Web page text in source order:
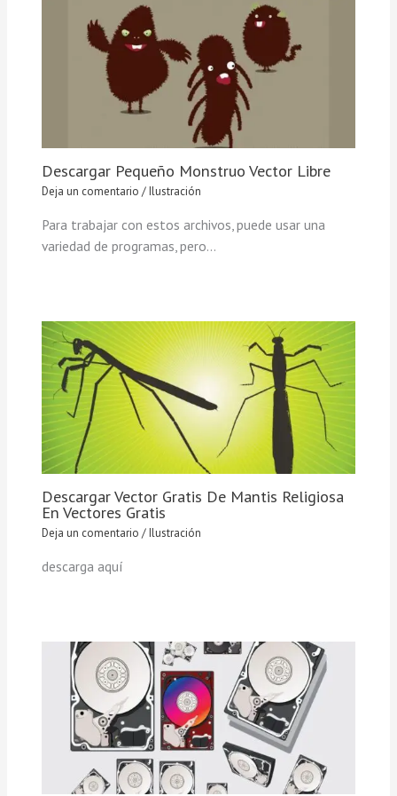
Descargar Pequeño Monstruo Vector Libre
Deja un comentario /Ilustración
Para trabajar con estos archivos, puede usar una
variedad de programas, pero…
Descargar Vector Gratis De Mantis Religiosa
En Vectores Gratis
Deja un comentario /Ilustración
descarga aquí